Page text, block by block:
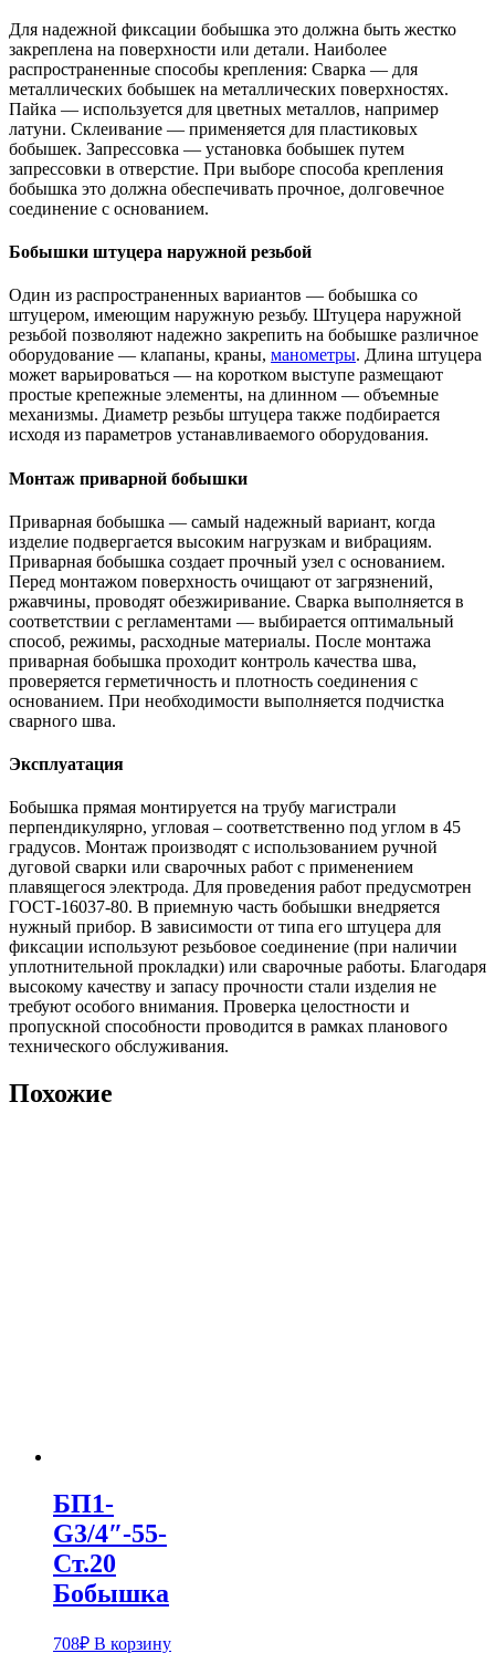
Для надежной фиксации бобышка это должна быть жестко
закреплена на поверхности или детали. Наиболее
распространенные способы крепления: Сварка — для
металлических бобышек на металлических поверхностях.
Пайка — используется для цветных металлов, например
латуни. Склеивание — применяется для пластиковых
бобышек. Запрессовка — установка бобышек путем
запрессовки в отверстие. При выборе способа крепления
бобышка это должна обеспечивать прочное, долговечное
соединение с основанием.
Бобышки штуцера наружной резьбой
Один из распространенных вариантов — бобышка со
штуцером, имеющим наружную резьбу. Штуцера наружной
резьбой позволяют надежно закрепить на бобышке различное
оборудование — клапаны, краны, манометры. Длина штуцера
может варьироваться — на коротком выступе размещают
простые крепежные элементы, на длинном — объемные
механизмы. Диаметр резьбы штуцера также подбирается
исходя из параметров устанавливаемого оборудования.
Монтаж приварной бобышки
Приварная бобышка — самый надежный вариант, когда
изделие подвергается высоким нагрузкам и вибрациям.
Приварная бобышка создает прочный узел с основанием.
Перед монтажом поверхность очищают от загрязнений,
ржавчины, проводят обезжиривание. Сварка выполняется в
соответствии с регламентами — выбирается оптимальный
способ, режимы, расходные материалы. После монтажа
приварная бобышка проходит контроль качества шва,
проверяется герметичность и плотность соединения с
основанием. При необходимости выполняется подчистка
сварного шва.
Эксплуатация
Бобышка прямая монтируется на трубу магистрали
перпендикулярно, угловая – соответственно под углом в 45
градусов. Монтаж производят с использованием ручной
дуговой сварки или сварочных работ с применением
плавящегося электрода. Для проведения работ предусмотрен
ГОСТ-16037-80. В приемную часть бобышки внедряется
нужный прибор. В зависимости от типа его штуцера для
фиксации используют резьбовое соединение (при наличии
уплотнительной прокладки) или сварочные работы. Благодаря
высокому качеству и запасу прочности стали изделия не
требуют особого внимания. Проверка целостности и
пропускной способности проводится в рамках планового
технического обслуживания.
Похожие
БП1-
G3/4″-55-
Ст.20
Бобышка
708₽ В корзину